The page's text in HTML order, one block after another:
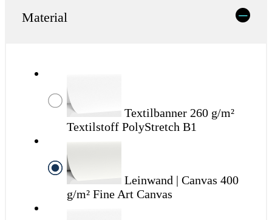
Material
Textilbanner 260 g/m²
Textilstoff PolyStretch B1
Leinwand | Canvas 400
g/m² Fine Art Canvas